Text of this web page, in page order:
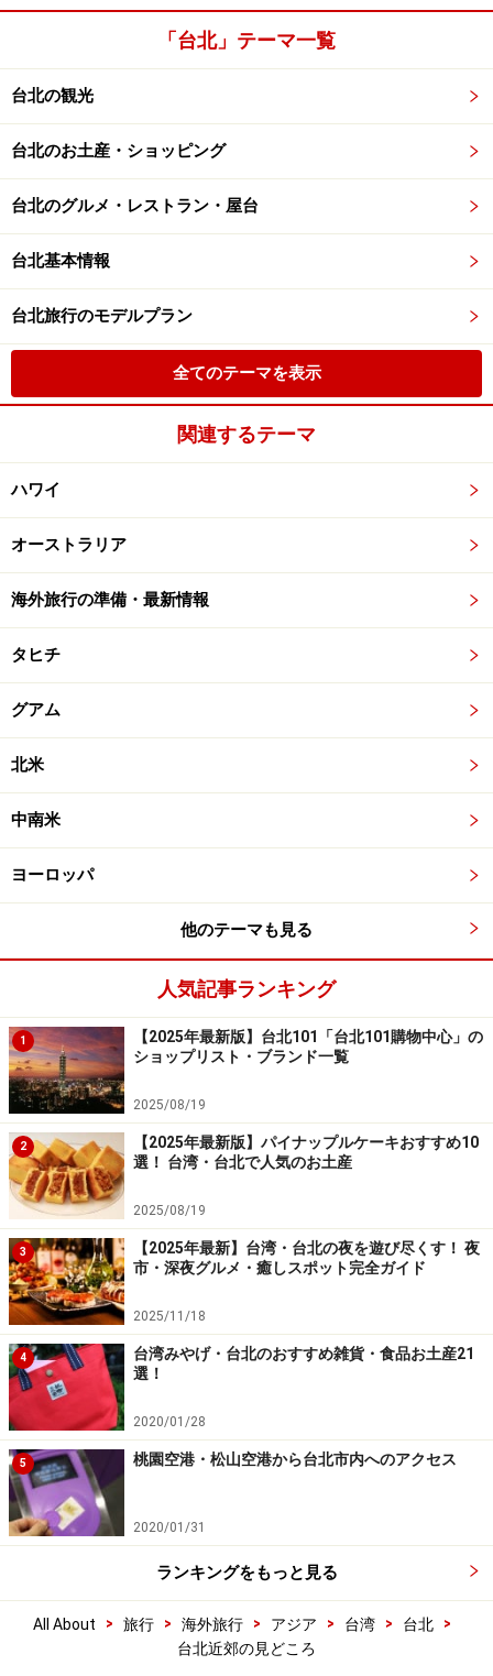
「台北」テーマ一覧
台北の観光
台北のお土産・ショッピング
台北のグルメ・レストラン・屋台
台北基本情報
台北旅行のモデルプラン
全てのテーマを表示
関連するテーマ
ハワイ
オーストラリア
海外旅行の準備・最新情報
タヒチ
グアム
北米
中南米
ヨーロッパ
他のテーマも見る
人気記事ランキング
1
【2025年最新版】台北101「台北101購物中心」の
ショップリスト・ブランド一覧
2025/08/19
2
【2025年最新版】パイナップルケーキおすすめ10
選！ 台湾・台北で人気のお土産
2025/08/19
3
【2025年最新】台湾・台北の夜を遊び尽くす！ 夜
市・深夜グルメ・癒しスポット完全ガイド
2025/11/18
4
台湾みやげ・台北のおすすめ雑貨・食品お土産21
選！
2020/01/28
5 桃園空港・松山空港から台北市内へのアクセス
2020/01/31
ランキングをもっと見る
All About > 旅行 > 海外旅行 > アジア > 台湾 > 台北
>
台北近郊の見どころ